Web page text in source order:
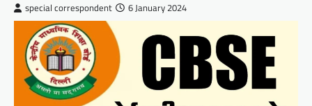
special correspondent 6 January 2024